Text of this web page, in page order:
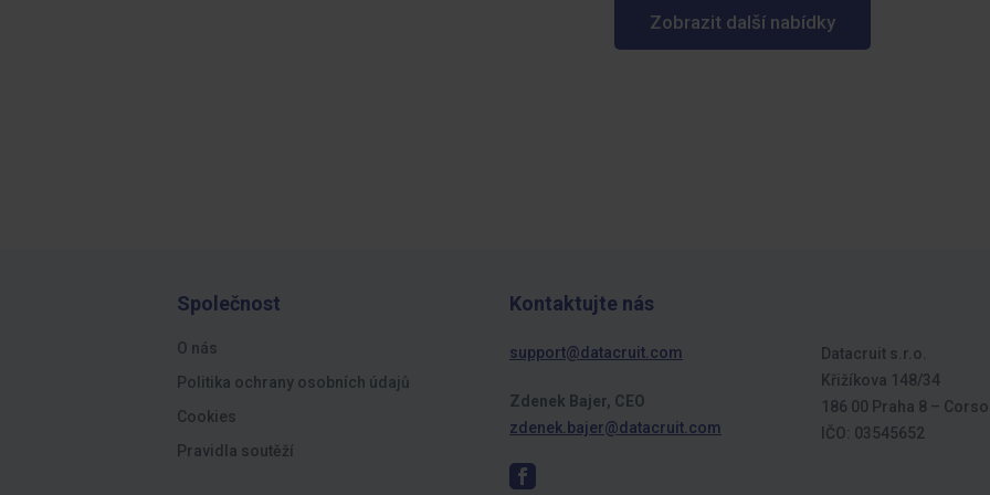
Zobrazit další nabídky
Společnost
O nás
Politika ochrany osobních údajů
Cookies
Pravidla soutěží
Kontaktujte nás
support@datacruit.com
Zdenek Bajer, CEO
zdenek.bajer@datacruit.com
Datacruit s.r.o.
Křižíkova 148/34
186 00 Praha 8 –
IČO: 03545652